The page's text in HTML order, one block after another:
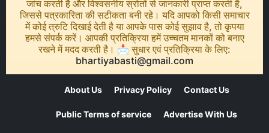
जांच करती है और विश्वसनीय स्रोतों से जानकारी प्राप्त करती है,
जिससे पत्रकारिता की सटीकता बनी रहे। यदि आपको किसी समाचार
में कोई त्रुटि दिखाई देती है या आपके पास कोई सुझाव है, तो कृपया
हमसे संपर्क करें। आपकी प्रतिक्रिया हमें उच्चतम मानकों को बनाए
रखने में मदद करती है। 📩 सुधार एवं प्रतिक्रिया के लिए:
bhartiyabasti@gmail.com
About Us Privacy Policy Contact Us
Public Terms of service Advertise With Us